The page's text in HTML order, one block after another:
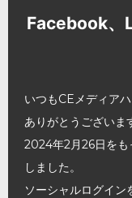
Facebook、
いつもCEメディア
ありがとうございま
2024年2月26日をも
しました。
ソーシャルログイ